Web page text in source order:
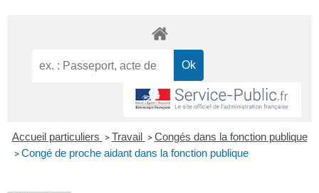
Accueil particuliers > Travail > Congés dans la fonction publique
> Congé de proche aidant dans la fonction publique